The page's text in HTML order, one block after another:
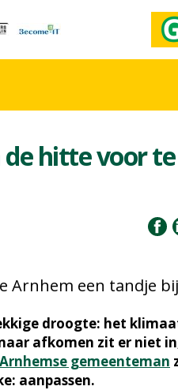
de hitte voor te
Arnhem een tandje bij
droogte: het
afkomen zit er niet
Arnhemse gemeenteman
aanpassen.